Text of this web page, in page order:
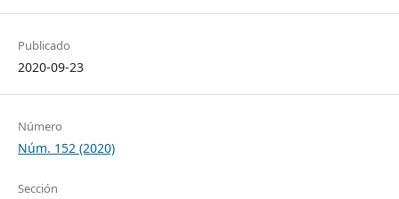
Publicado
2020-09-23
Número
Núm. 152 (2020)
Sección